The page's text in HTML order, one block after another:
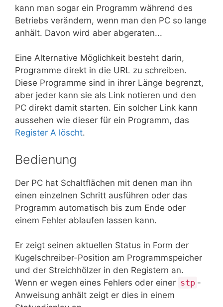
kann man sogar ein Programm während des
Betriebs verändern, wenn man den PC so lange
anhält. Davon wird aber abgeraten...
Eine Alternative Möglichkeit besteht darin,
Programme direkt in die URL zu schreiben.
Diese Programme sind in ihrer Länge begrenzt,
aber jeder kann sie als Link notieren und den
PC direkt damit starten. Ein solcher Link kann
aussehen wie dieser für ein Programm, das
Register A löscht.
Bedienung
Der PC hat Schaltflächen mit denen man ihn
einen einzelnen Schritt ausführen oder das
Programm automatisch bis zum Ende oder
einem Fehler ablaufen lassen kann.
Er zeigt seinen aktuellen Status in Form der
Kugelschreiber-Position am Programmspeicher
und der Streichhölzer in den Registern an.
Wenn er wegen eines Fehlers oder einer stp -
Anweisung anhält zeigt er dies in einem